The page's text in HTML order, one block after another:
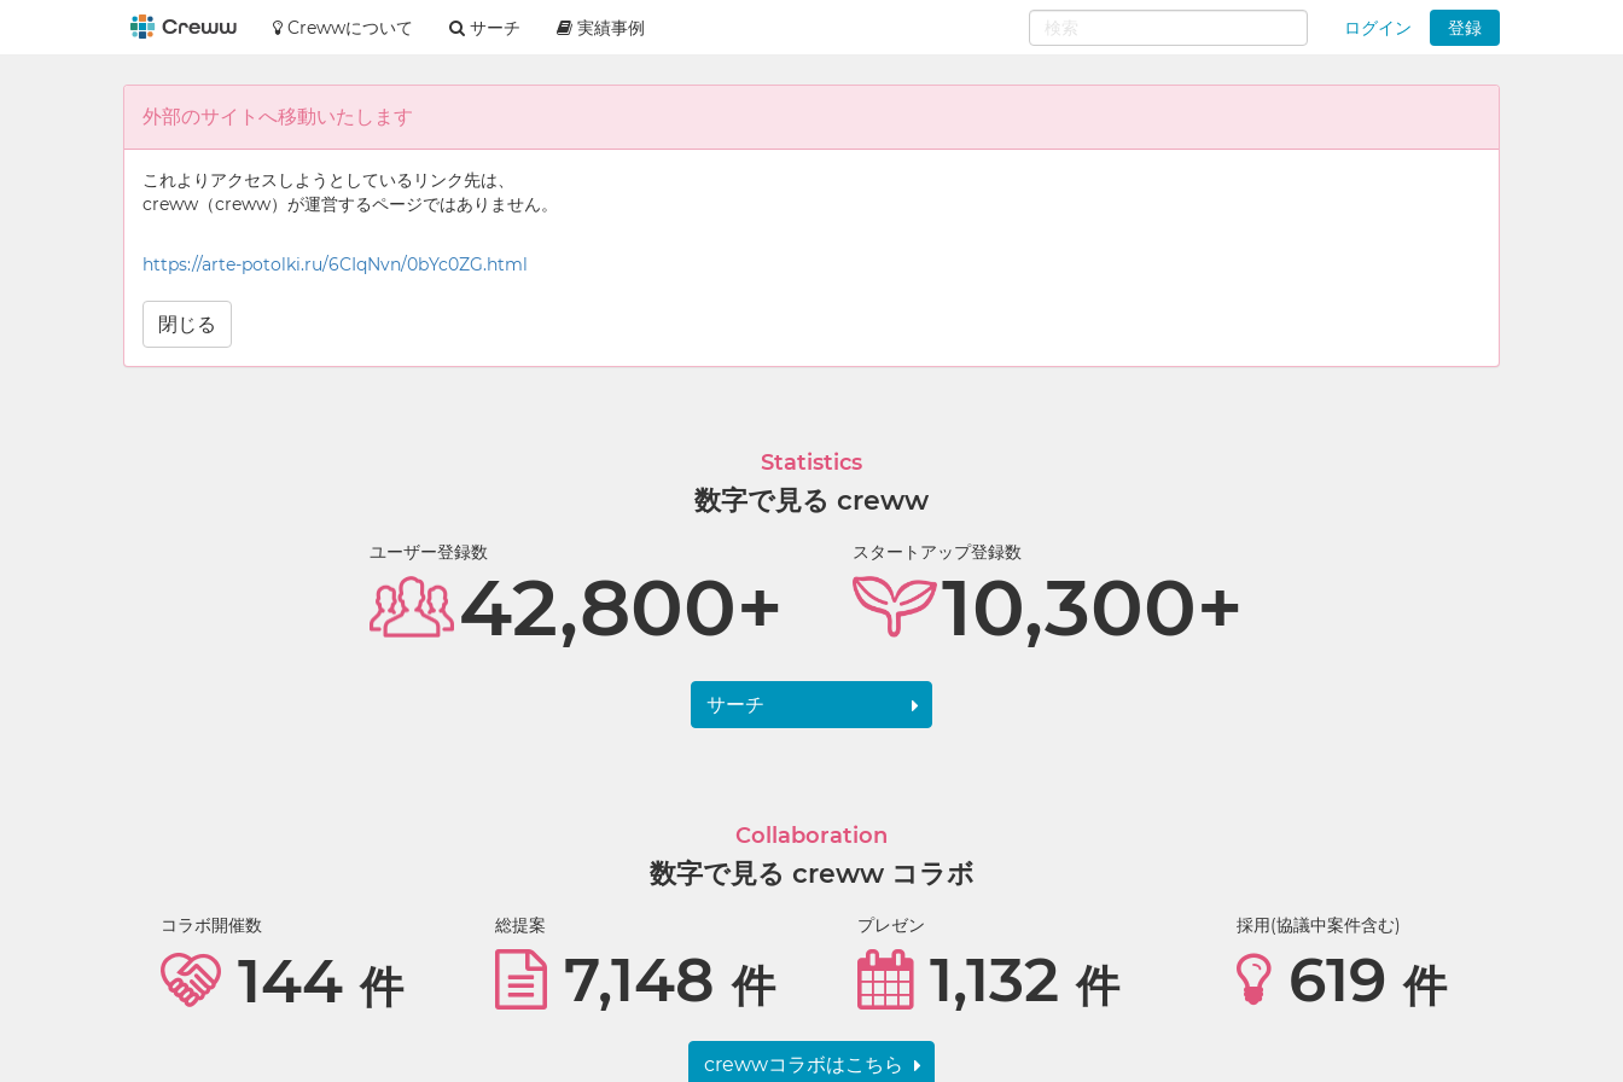
Crewwについて サーチ 実績事例 ログイン
登録
selections
外部のサイトへ移動いたします
これよりアクセスしようとしているリンク先は、
creww（creww）が運営するページではありません。
https://arte-potolki.ru/6CIqNvn/0bYc0ZG.html
閉じる
Statistics
数字で見る creww
ユーザー登録数
42,800+
スタートアップ登録数
10,300+
サーチ
Collaboration
数字で見る creww コラボ
コラボ開催数
144件
総提案
7,148件
プレゼン
1,132件
採用(協議中案件含む)
619件
crewwコラボはこちら